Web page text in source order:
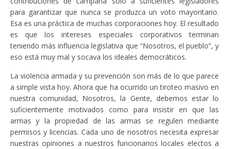
para garantizar que nunca se produzca un voto mayoritario.
Esa es una práctica de muchas corporaciones hoy. El resultado
es que los intereses especiales corporativos terminan
teniendo más influencia legislativa que “Nosotros, el pueblo”, y
eso está muy mal y socava los ideales democráticos.
La violencia armada y su prevención son más de lo que parece
a simple vista hoy. Ahora que ha ocurrido un tiroteo masivo en
nuestra comunidad, Nosotros, la Gente, debemos estar lo
suficientemente motivados como para insistir en que las
armas y la propiedad de las armas se regulen mediante
permisos y licencias. Cada uno de nosotros necesita expresar
nuestras opiniones a nuestros funcionarios locales electos a